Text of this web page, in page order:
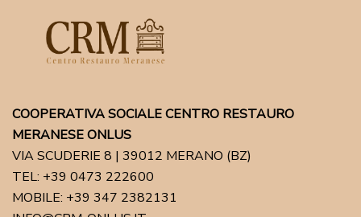
COOPERATIVA SOCIALE CENTRO RESTAURO
MERANESE ONLUS
VIA SCUDERIE 8 | 39012 MERANO (BZ)
TEL: +39 0473 222600
MOBILE: +39 347 2382131